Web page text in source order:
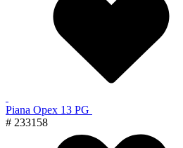
Piana Орех 13 PG
# 233158